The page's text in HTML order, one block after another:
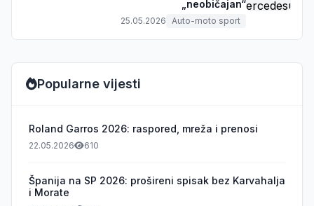
„neobičajan“
25.05.2026 Auto-moto sport
Popularne vijesti
Roland Garros 2026: raspored, mreža i prenosi
22.05.2026 610
Španija na SP 2026: prošireni spisak bez Karvahalja
i Morate